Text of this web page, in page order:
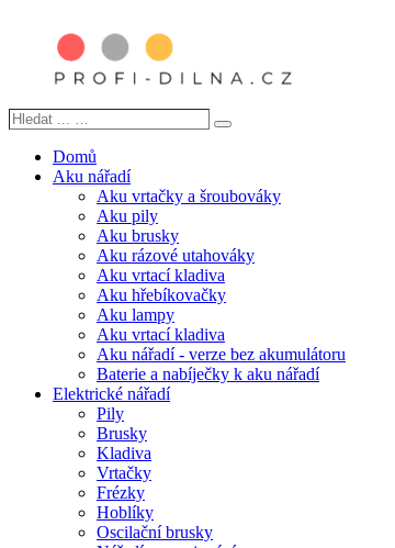
Hledat
Search
Domů
Aku nářadí
Aku vrtačky a šroubováky
Aku pily
Aku brusky
Aku rázové utahováky
Aku vrtací kladiva
Aku hřebíkovačky
Aku lampy
Aku vrtací kladiva
Aku nářadí - verze bez akumulátoru
Baterie a nabíječky k aku nářadí
Elektrické nářadí
Pily
Brusky
Kladiva
Vrtačky
Frézky
Hoblíky
Oscilační brusky